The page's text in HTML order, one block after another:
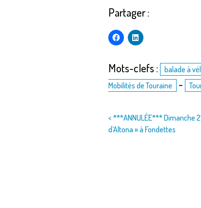
Partager :
Mots-clefs : balade à
Mobilités de Touraine
-
Navigation
de
< ***ANNULÉE*** Dimanche
d’Altona » à Fondettes